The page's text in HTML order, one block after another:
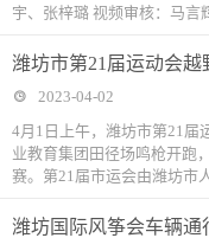
宇、张梓璐 视频审核：马言
潍坊市第21届运动会
2023-04-02
4月1日上午，潍坊市第21届
业教育集团田径场鸣枪开跑
赛。第21届市运会由潍坊市
潍坊国际风筝会车辆通